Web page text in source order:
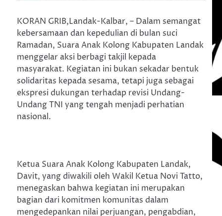
KORAN GRIB,Landak-Kalbar, – Dalam semangat
kebersamaan dan kepedulian di bulan suci
Ramadan, Suara Anak Kolong Kabupaten Landak
menggelar aksi berbagi takjil kepada
masyarakat. Kegiatan ini bukan sekadar bentuk
solidaritas kepada sesama, tetapi juga sebagai
ekspresi dukungan terhadap revisi Undang-
Undang TNI yang tengah menjadi perhatian
nasional.
Ketua Suara Anak Kolong Kabupaten Landak,
Davit, yang diwakili oleh Wakil Ketua Novi Tatto,
menegaskan bahwa kegiatan ini merupakan
bagian dari komitmen komunitas dalam
mengedepankan nilai perjuangan, pengabdian,